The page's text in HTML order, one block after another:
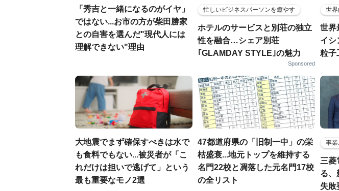
「秀吉と一緒になるのがイヤ」
ではない...お市の方が柴田勝家
との自害を選んだ"現代人には
理解できない"理由
忙しいビジネスパーソンを癒やす
ホテルのサービスと別荘の独立
性を融合…シェア別荘
｢GLAMDAY STYLE｣の魅力
Sponsored
世
世界
イシ
粒子
大地震でまず確保すべきは水で
も食料でもない...被災者が「こ
れだけは担いで逃げて」という
最も重要なモノ2選
47都道府県の「旧制一中」の栄
枯盛衰...地元トップを維持する
名門22校と凋落した元名門17校
の全リスト
事
三菱
る、
失敗